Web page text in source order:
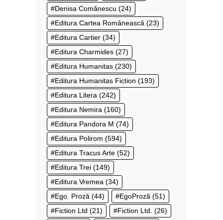
Denisa Comănescu (24)
Editura Cartea Românească (23)
Editura Cartier (34)
Editura Charmides (27)
Editura Humanitas (230)
Editura Humanitas Fiction (193)
Editura Litera (242)
Editura Nemira (160)
Editura Pandora M (74)
Editura Polirom (594)
Editura Tracus Arte (52)
Editura Trei (149)
Editura Vremea (34)
Ego. Proză (44) EgoProză (51)
Fiction Ltd (21) Fiction Ltd. (26)